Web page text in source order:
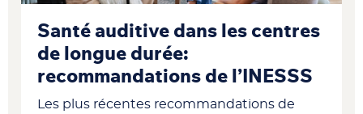
Santé auditive dans les centres
de longue durée:
recommandations de l’INESSS
Les plus récentes recommandations de